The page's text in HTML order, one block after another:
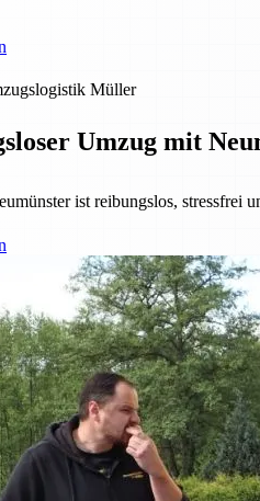
Müller
Umzug mit
ist reibungslos, stressfrei